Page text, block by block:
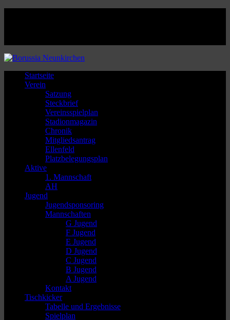
Startseite
Verein
Satzung
Steckbrief
Vereinsspielplan
Stadionmagazin
Chronik
Mitgliedsantrag
Ellenfeld
Platzbelegungsplan
Aktive
1. Mannschaft
AH
Jugend
Jugendsponsoring
Mannschaften
G Jugend
F Jugend
E Jugend
D Jugend
C Jugend
B Jugend
A Jugend
Kontakt
Tischkicker
Tabelle und Ergebnisse
Spielplan